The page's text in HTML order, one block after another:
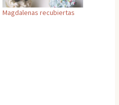
Magdalenas recubiertas